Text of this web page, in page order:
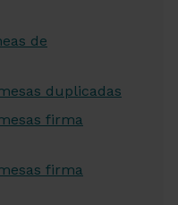
de
duplicadas
firma
firma